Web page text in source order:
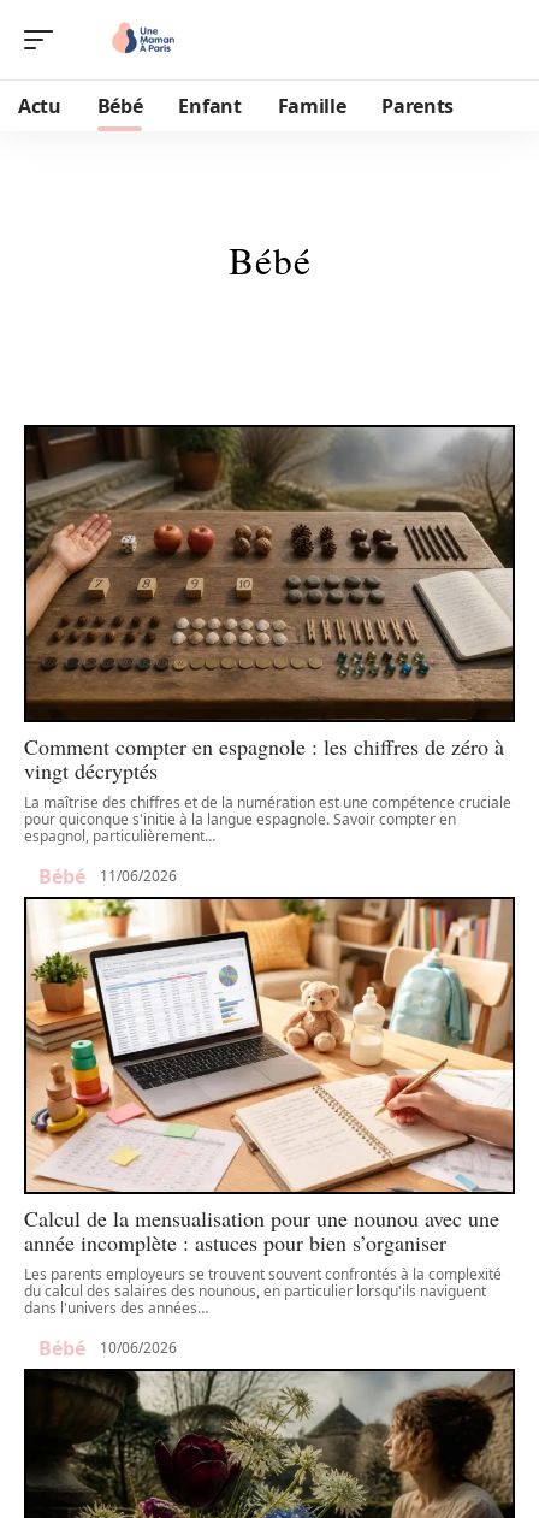
Actu Bébé Enfant Famille Parents
Bébé
Comment compter en espagnole : les chiffres de zéro à
vingt décryptés
La maîtrise des chiffres et de la numération est une compétence cruciale
pour quiconque s'initie à la langue espagnole. Savoir compter en
espagnol, particulièrement…
Bébé 11/06/2026
Calcul de la mensualisation pour une nounou avec une
année incomplète : astuces pour bien s’organiser
Les parents employeurs se trouvent souvent confrontés à la complexité
du calcul des salaires des nounous, en particulier lorsqu'ils naviguent
dans l'univers des années…
Bébé 10/06/2026